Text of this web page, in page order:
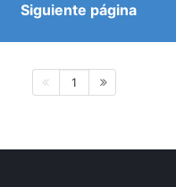
Siguiente página
1